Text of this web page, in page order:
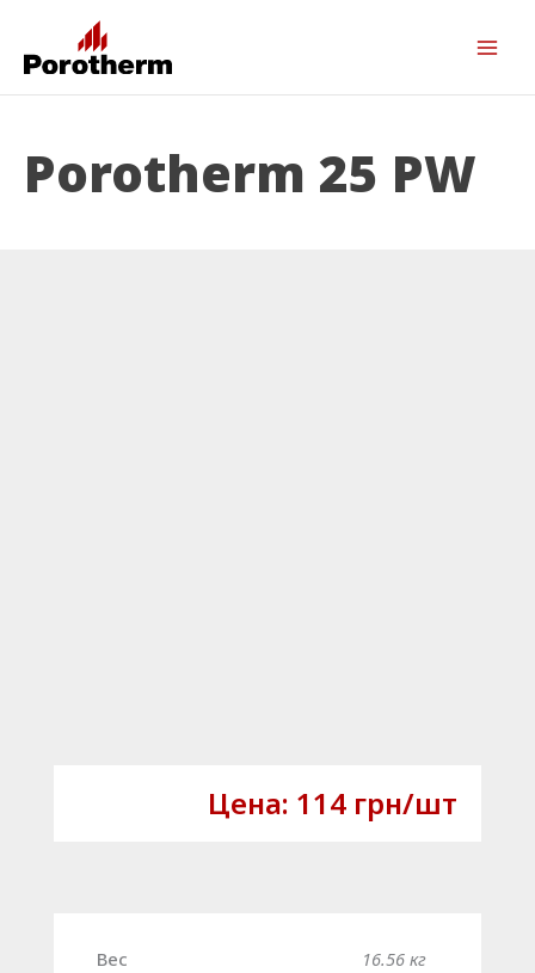
Porotherm 25 PW
Цена: 114 грн/шт
Вес 16.56 кг